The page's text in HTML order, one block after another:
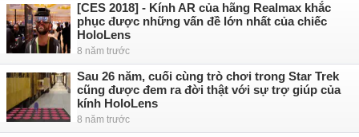
[CES 2018] - Kính AR của hãng Realmax khắc
phục được những vấn đề lớn nhất của chiếc
HoloLens
8 năm trước
Sau 26 năm, cuối cùng trò chơi trong Star Trek
cũng được đem ra đời thật với sự trợ giúp của
kính HoloLens
8 năm trước